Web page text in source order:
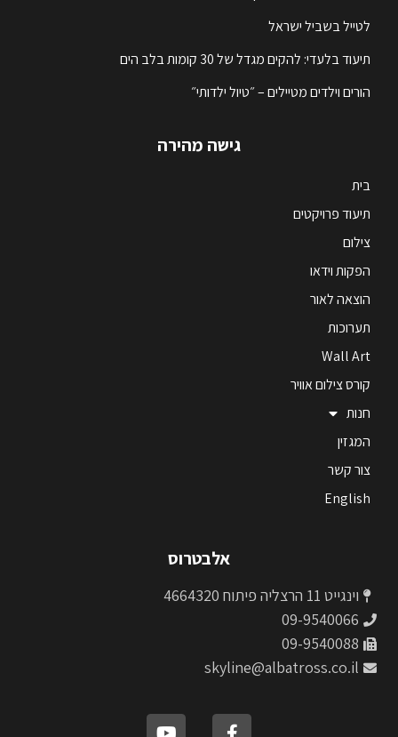
לטייל בשביל ישראל
תיעוד בלעדי: להקים מגדל של 30 קומות בלב הים
הורים וילדים מטיילים – ״טיול ילדותי״
גישה מהירה
בית
תיעוד פרויקטים
צילום
הפקות וידאו
הוצאה לאור
תערוכות
Wall Art
קורס צילום אוויר
חנות
המגזין
צור קשר
English
אלבטרוס
וינגייט 11 הרצליה פיתוח 4664320
09-9540066
09-9540088
skyline@albatross.co.il